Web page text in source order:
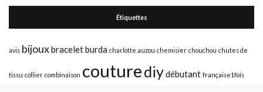
Étiquettes
avis bijouxbraceletburda charlotte auzou chemisier chouchou chutes de
tissu collier combinaison couturediydébutant française1fois